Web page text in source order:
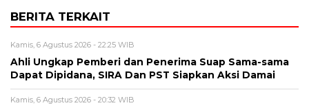
BERITA TERKAIT
Kamis, 6 Agustus 2026 - 22:25 WIB
Ahli Ungkap Pemberi dan Penerima Suap Sama-sama
Dapat Dipidana, SIRA Dan PST Siapkan Aksi Damai
Kamis, 6 Agustus 2026 - 20:32 WIB